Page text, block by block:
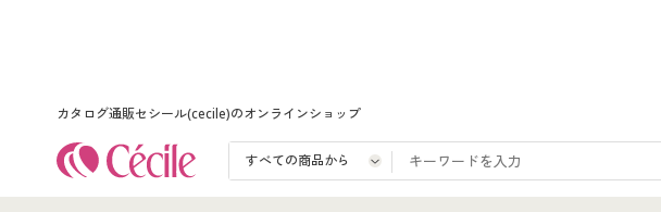
カタログ通販セシール(cecile)のオンラインショップ